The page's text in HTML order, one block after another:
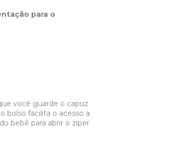
para o
você guarde o capuz
bolso facilita o acesso a
bebê para abrir o zíper